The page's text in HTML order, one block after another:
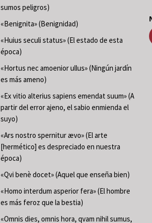
sumos peligros)
«Benignita» (Benignidad)
«Huius seculi status» (El estado de esta
época)
«Hortus nec amoenior ullus» (Ningún jardín
es más ameno)
«Ex vitio alterius sapiens emendat suum» (A
partir del error ajeno, el sabio enmienda el
suyo)
«Ars nostro spernitur ævo» (El arte
[hermético] es despreciado en nuestra
época)
«Qvi benè docet» (Aquel que enseña bien)
«Homo interdum asperior fera» (El hombre
es más feroz que la bestia)
«Omnis dies, omnis hora, qvam nihil sumus,